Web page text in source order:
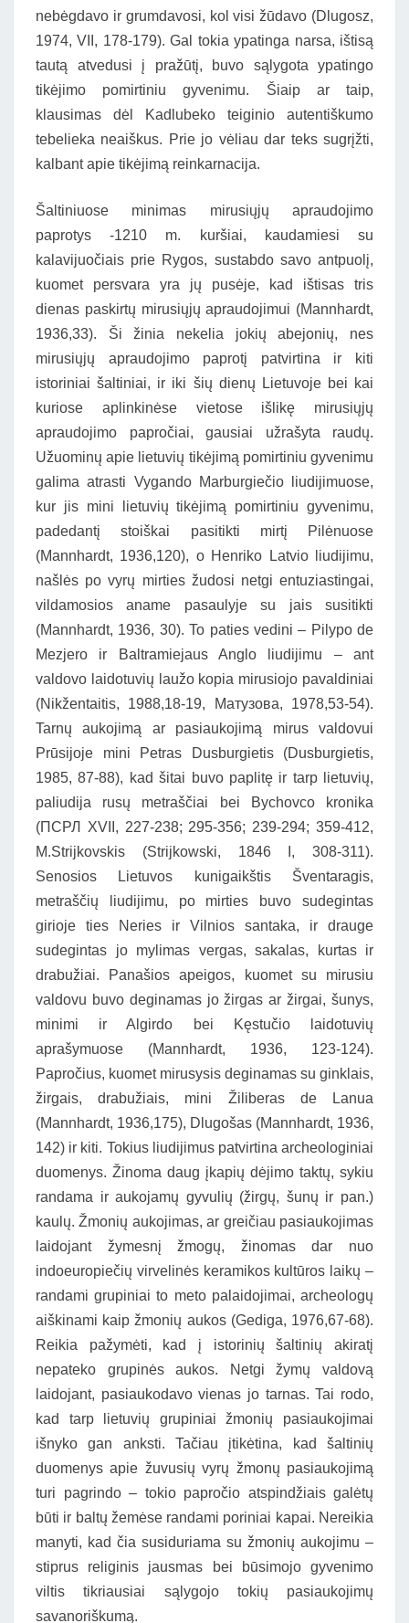
nebėgdavo ir grumdavosi, kol visi žūdavo (Dlugosz,
1974, VII, 178-179). Gal tokia ypatinga narsa, ištisą
tautą atvedusi į pražūtį, buvo sąlygota ypatingo
tikėjimo pomirtiniu gyvenimu. Šiaip ar taip,
klausimas dėl Kadlubeko teiginio autentiškumo
tebelieka neaiškus. Prie jo vėliau dar teks sugrįžti,
kalbant apie tikėjimą reinkarnacija.
Šaltiniuose minimas mirusiųjų apraudojimo
paprotys -1210 m. kuršiai, kaudamiesi su
kalavijuočiais prie Rygos, sustabdo savo antpuolį,
kuomet persvara yra jų pusėje, kad ištisas tris
dienas paskirtų mirusiųjų apraudojimui (Mannhardt,
1936,33). Ši žinia nekelia jokių abejonių, nes
mirusiųjų apraudojimo paprotį patvirtina ir kiti
istoriniai šaltiniai, ir iki šių dienų Lietuvoje bei kai
kuriose aplinkinėse vietose išlikę mirusiųjų
apraudojimo papročiai, gausiai užrašyta raudų.
Užuominų apie lietuvių tikėjimą pomirtiniu gyvenimu
galima atrasti Vygando Marburgiečio liudijimuose,
kur jis mini lietuvių tikėjimą pomirtiniu gyvenimu,
padedantį stoiškai pasitikti mirtį Pilėnuose
(Mannhardt, 1936,120), o Henriko Latvio liudijimu,
našlės po vyrų mirties žudosi netgi entuziastingai,
vildamosios aname pasaulyje su jais susitikti
(Mannhardt, 1936, 30). To paties vedini – Pilypo de
Mezjero ir Baltramiejaus Anglo liudijimu – ant
valdovo laidotuvių laužo kopia mirusiojo pavaldiniai
(Nikžentaitis, 1988,18-19, Матузова, 1978,53-54).
Tarnų aukojimą ar pasiaukojimą mirus valdovui
Prūsijoje mini Petras Dusburgietis (Dusburgietis,
1985, 87-88), kad šitai buvo paplitę ir tarp lietuvių,
paliudija rusų metraščiai bei Bychovco kronika
(ПСРЛ XVII, 227-238; 295-356; 239-294; 359-412,
M.Strijkovskis (Strijkowski, 1846 I, 308-311).
Senosios Lietuvos kunigaikštis Šventaragis,
metraščių liudijimu, po mirties buvo sudegintas
girioje ties Neries ir Vilnios santaka, ir drauge
sudegintas jo mylimas vergas, sakalas, kurtas ir
drabužiai. Panašios apeigos, kuomet su mirusiu
valdovu buvo deginamas jo žirgas ar žirgai, šunys,
minimi ir Algirdo bei Kęstučio laidotuvių
aprašymuose (Mannhardt, 1936, 123-124).
Papročius, kuomet mirusysis deginamas su ginklais,
žirgais, drabužiais, mini Žiliberas de Lanua
(Mannhardt, 1936,175), Dlugošas (Mannhardt, 1936,
142) ir kiti. Tokius liudijimus patvirtina archeologiniai
duomenys. Žinoma daug įkapių dėjimo taktų, sykiu
randama ir aukojamų gyvulių (žirgų, šunų ir pan.)
kaulų. Žmonių aukojimas, ar greičiau pasiaukojimas
laidojant žymesnį žmogų, žinomas dar nuo
indoeuropiečių virvelinės keramikos kultūros laikų –
randami grupiniai to meto palaidojimai, archeologų
aiškinami kaip žmonių aukos (Gediga, 1976,67-68).
Reikia pažymėti, kad į istorinių šaltinių akiratį
nepateko grupinės aukos. Netgi žymų valdovą
laidojant, pasiaukodavo vienas jo tarnas. Tai rodo,
kad tarp lietuvių grupiniai žmonių pasiaukojimai
išnyko gan anksti. Tačiau įtikėtina, kad šaltinių
duomenys apie žuvusių vyrų žmonų pasiaukojimą
turi pagrindo – tokio papročio atspindžiais galėtų
būti ir baltų žemėse randami poriniai kapai. Nereikia
manyti, kad čia susiduriama su žmonių aukojimu –
stiprus religinis jausmas bei būsimojo gyvenimo
viltis tikriausiai sąlygojo tokių pasiaukojimų
savanoriškumą.